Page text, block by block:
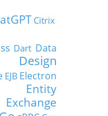
Citrix
Dart Data
Design
EJB Electron
Entity
Exchange